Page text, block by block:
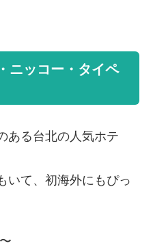
ニッコー・タイペ
ある台北の人気ホテ
いて、初海外にもぴっ